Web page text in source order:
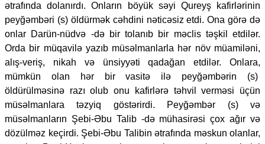
ətrafında dolanırdı. Onların böyük səyi Qureyş kafirlərinin
peyğəmbəri (s) öldürmək cəhdini nəticəsiz etdi. Ona görə də
onlar Darün-nüdvə -də bir tolanıb bir məclis təşkil etdilər.
Orda bir müqavilə yazıb müsəlmanlarla hər növ müamiləni,
alış-veriş, nikah və ünsiyyəti qadağan etdilər. Onlara,
mümkün olan hər bir vasitə ilə peyğəmbərin (s)
öldürülməsinə razı olub onu kafirlərə təhvil verməsi üçün
müsəlmanlara təzyiq göstərirdi. Peyğəmbər (s) və
müsəlmanların Şebi-Əbu Talib -də mühasirəsi çox ağır və
dözülməz keçirdi. Şebi-Əbu Talibin ətrafında məskun olanlar,